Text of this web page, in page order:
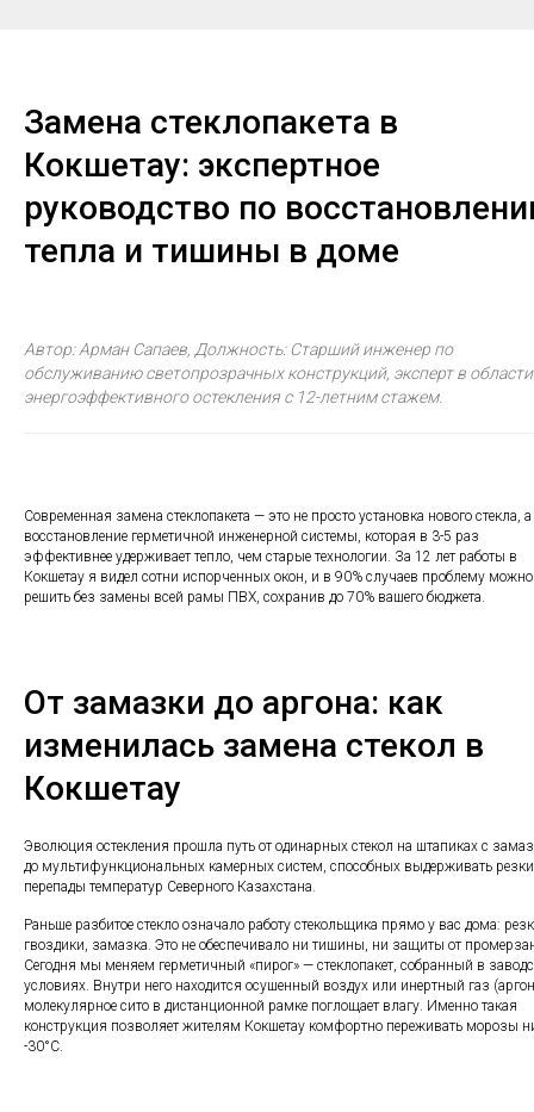
Замена стеклопакета в
Кокшетау: экспертное
руководство по
тепла и тишины в доме
Автор: Арман Сапаев, Должность: Старший инженер по
обслуживанию светопрозрачных конструкций, эксперт в области
энергоэффективного остекления с 12-летним стажем.
Современная замена стеклопакета — это не просто установка нового стекла, а
восстановление герметичной инженерной системы, которая в 3-5 раз
эффективнее удерживает тепло, чем старые технологии. За 12 лет работы в
Кокшетау я видел сотни испорченных окон, и в 90% случаев проблему можно
решить без замены всей рамы ПВХ, сохранив до 70% вашего бюджета.
От замазки до аргона: как
изменилась замена стекол в
Кокшетау
Эволюция остекления прошла путь от одинарных стекол на штапиках с
до мультифункциональных камерных систем, способных выдерживать
перепады температур Северного Казахстана.
Раньше разбитое стекло означало работу стекольщика прямо у вас дома:
гвоздики, замазка. Это не обеспечивало ни тишины, ни защиты от
Сегодня мы меняем герметичный «пирог» — стеклопакет, собранный в
условиях. Внутри него находится осушенный воздух или инертный газ
молекулярное сито в дистанционной рамке поглощает влагу. Именно такая
конструкция позволяет жителям Кокшетау комфортно переживать морозы
-30°C.